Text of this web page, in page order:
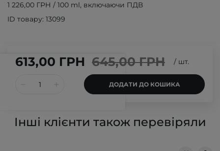
613,00 ГРН 645,00 ГРН / шт.
ДОДАТИ ДО КОШИКА
1 226,00 ГРН / 100 ml, включаючи ПДВ
ID товару: 13099
Інші клієнти також перевіряли